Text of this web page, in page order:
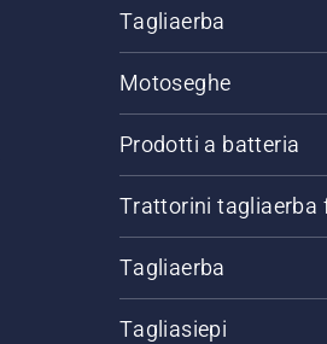
Tagliaerba
Motoseghe
Prodotti a batteria
Trattorini tagliaerba
Tagliaerba
Tagliasiepi